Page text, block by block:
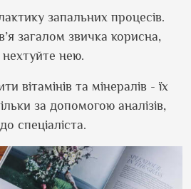
запальних процесів.
загалом звичка корисна,
нею.
вітамінів та мінералів - їх
за допомогою аналізів,
спеціаліста.